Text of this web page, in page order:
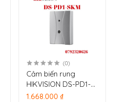
(0)
Cảm biến rung
HIKVISION DS-PD1-
SKM
1.668.000 ₫